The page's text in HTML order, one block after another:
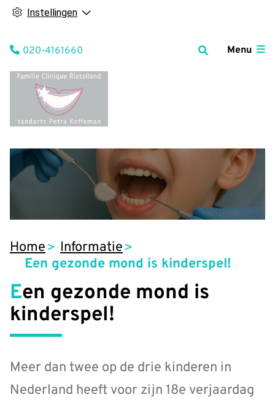
Instellingen
Menu
Tel:
020-4161660
Home
Informatie
Een gezonde mond is kinderspel!
Een gezonde mond is
kinderspel!
Meer dan twee op de drie kinderen in
Nederland heeft voor zijn 18e verjaardag